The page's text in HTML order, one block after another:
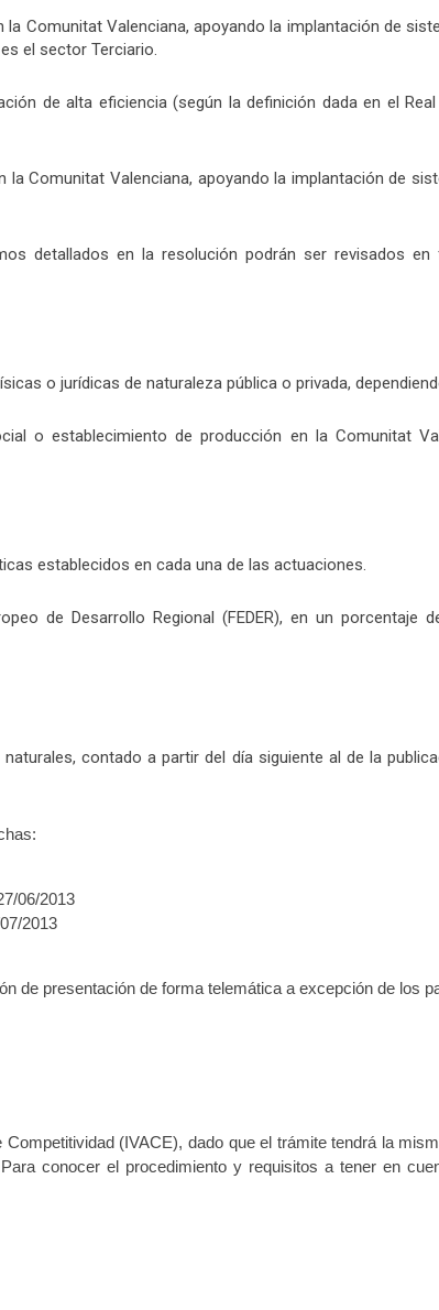
Comunitat Valenciana, apoyando la implantación de
el sector Terciario.
de alta eficiencia (según la definición dada en el
Comunitat Valenciana, apoyando la implantación de
detallados en la resolución podrán ser revisados
o jurídicas de naturaleza pública o privada,
o establecimiento de producción en la Comunitat
establecidos en cada una de las actuaciones.
de Desarrollo Regional (FEDER), en un porcentaje
contado a partir del día siguiente al de la
06/2013
2013
de presentación de forma telemática a excepción de los
(IVACE), dado que el trámite tendrá la
conocer el procedimiento y requisitos a tener en